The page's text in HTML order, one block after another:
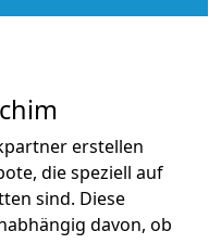
erstellen
die speziell auf
sind. Diese
davon, ob